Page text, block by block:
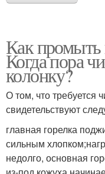
Как промыть
Когда пора
колонку?
О том, что требуется
свидетельствуют
главная горелка
сильным
недолго, основная